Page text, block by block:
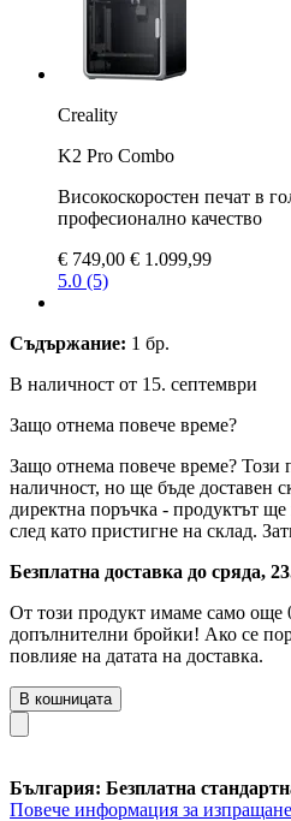
Creality
K2 Pro Combo
Високоскоростен печат в
професионално качество
€ 749,00 € 1.099,99
5.0 (5)
Съдържание: 1 бр.
В наличност от 15. септември
Защо отнема повече време?
Защо отнема повече време? Този
наличност, но ще бъде доставен
директна поръчка - продуктът ще
след като пристигне на склад.
Безплатна доставка до сряда,
От този продукт имаме само още
допълнителни бройки! Ако се
повлияе на датата на доставка.
В кошницата
България: Безплатна
Повече информация за